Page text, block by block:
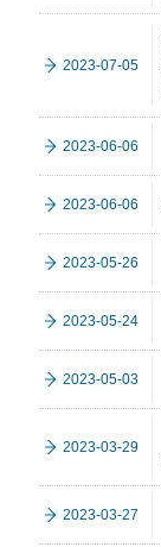
2023-07-05
2023-06-06
2023-06-06
2023-05-26
2023-05-24
2023-05-03
2023-03-29
2023-03-27